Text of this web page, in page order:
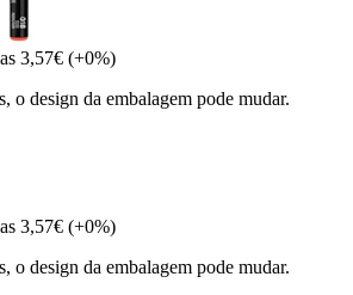
3,57€ (+0%)
o design da embalagem pode mudar.
3,57€ (+0%)
o design da embalagem pode mudar.